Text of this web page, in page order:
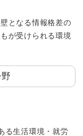
となる情報格差の
が受けられる環境
る生活環境・就労